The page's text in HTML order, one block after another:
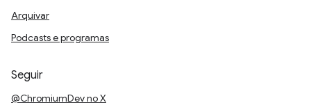
Arquivar
Podcasts e programas
Seguir
@ChromiumDev no X